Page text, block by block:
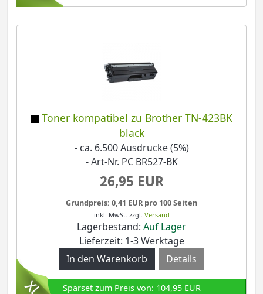
Toner kompatibel zu Brother TN-423BK
black
- ca. 6.500 Ausdrucke (5%)
- Art-Nr. PC BR527-BK
26,95 EUR
Grundpreis: 0,41 EUR pro 100 Seiten
inkl. MwSt. zzgl. Versand
Lagerbestand: Auf Lager
Lieferzeit: 1-3 Werktage
Details
Sparset zum Preis von: 104,95 EUR